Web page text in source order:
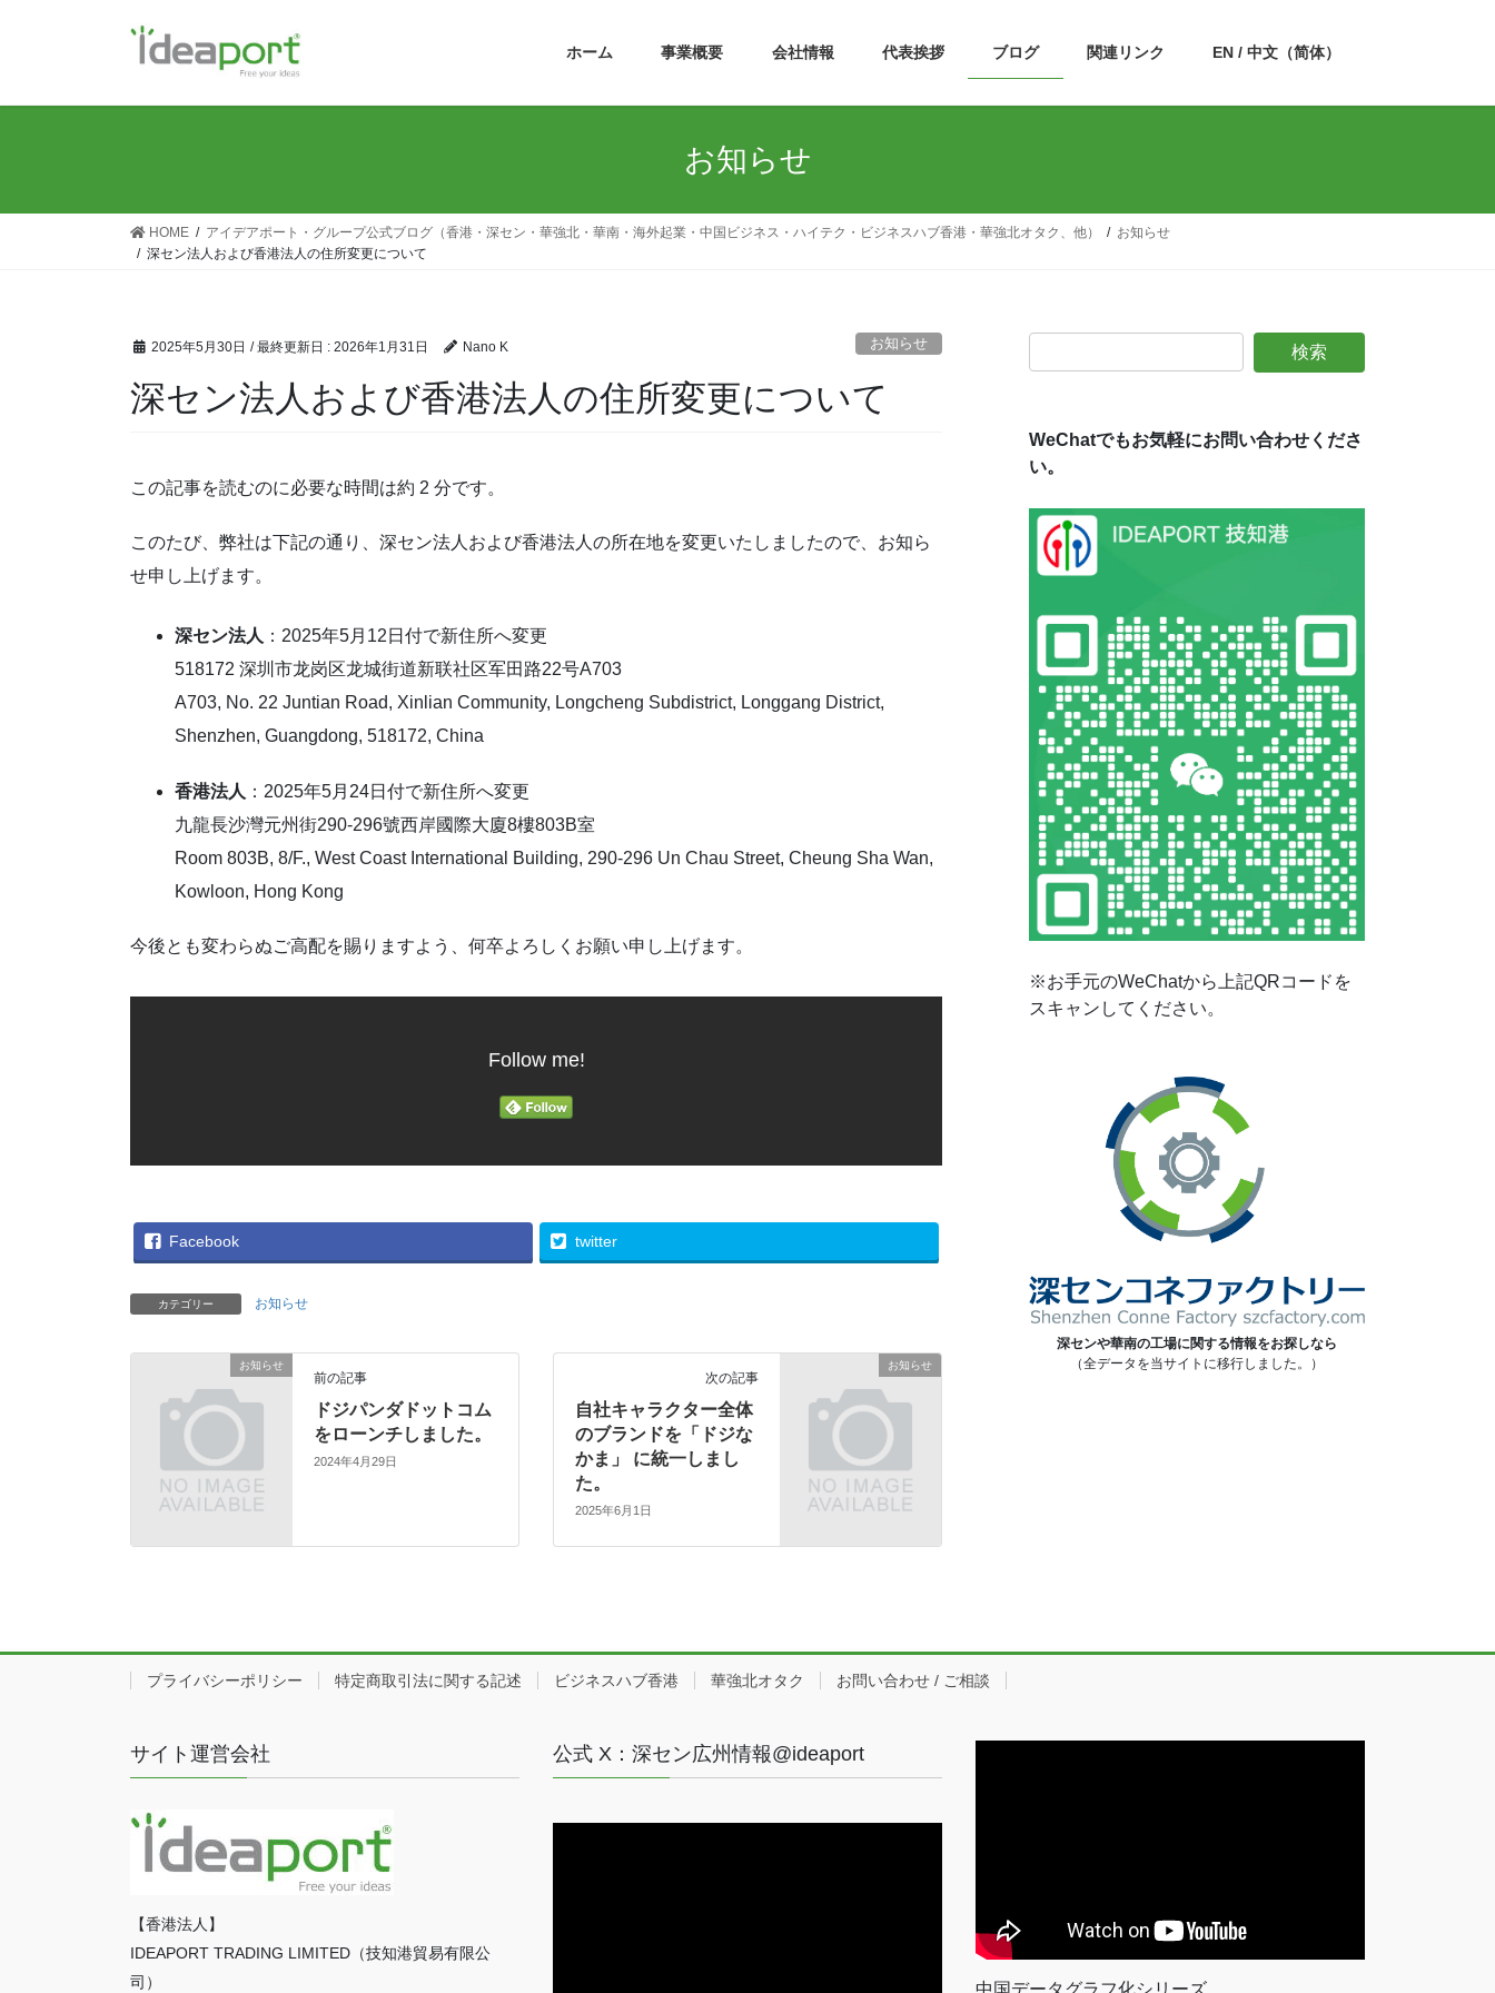
ホーム 事業概要 会社情報 代表挨拶 ブログ 関連リンク EN / 中文（简体）
お知らせ
HOME アイデアポート・グループ公式ブログ（香港・深セン・華強北・華南・海外起業・中国ビジネス・ハイテク・ビジネスハブ香港・華強北オタク、他）
お知らせ
深セン法人および香港法人の住所変更について
2025年5月30日 / 最終更新日 : 2026年1月31日 Nano K お知らせ
深セン法人および香港法人の住所変更について
この記事を読むのに必要な時間は約 2 分です。
このたび、弊社は下記の通り、深セン法人および香港法人の所在地を変更いたしましたので、お知ら
せ申し上げます。
深セン法人 ：2025年5月12日付で新住所へ変更
518172 深圳市龙岗区龙城街道新联社区军田路22号A703
A703, No. 22 Juntian Road, Xinlian Community, Longcheng Subdistrict, Longgang District,
Shenzhen, Guangdong, 518172, China
香港法人 ：2025年5月24日付で新住所へ変更
九龍長沙灣元州街290-296號西岸國際大廈8樓803B室
Room 803B, 8/F., West Coast International Building, 290-296 Un Chau Street, Cheung Sha Wan,
Kowloon, Hong Kong
今後とも変わらぬご高配を賜りますよう、何卒よろしくお願い申し上げます。
Follow me!
Facebook twitter
カテゴリー お知らせ
お知らせ
前の記事
ドジパンダドットコム
をローンチしました。
2024年4月29日
お知らせ
次の記事
自社キャラクター全体
のブランドを「ドジな
かま」 に統一しまし
た。
2025年6月1日
WeChatでもお気軽にお問い合わせくださ
い。
※お手元のWeChatから上記QRコードを
スキャンしてください。
深センや華南の工場に関する情報をお探しなら
（全データを当サイトに移行しました。）
プライバシーポリシー 特定商取引法に関する記述 ビジネスハブ香港 華強北オタク お問い合わせ / ご相談
サイト運営会社
【香港法人】
IDEAPORT TRADING LIMITED（技知港貿易有限公
司）
公式 X：深セン広州情報@ideaport